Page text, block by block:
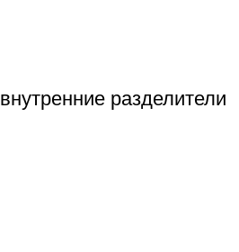
разделители